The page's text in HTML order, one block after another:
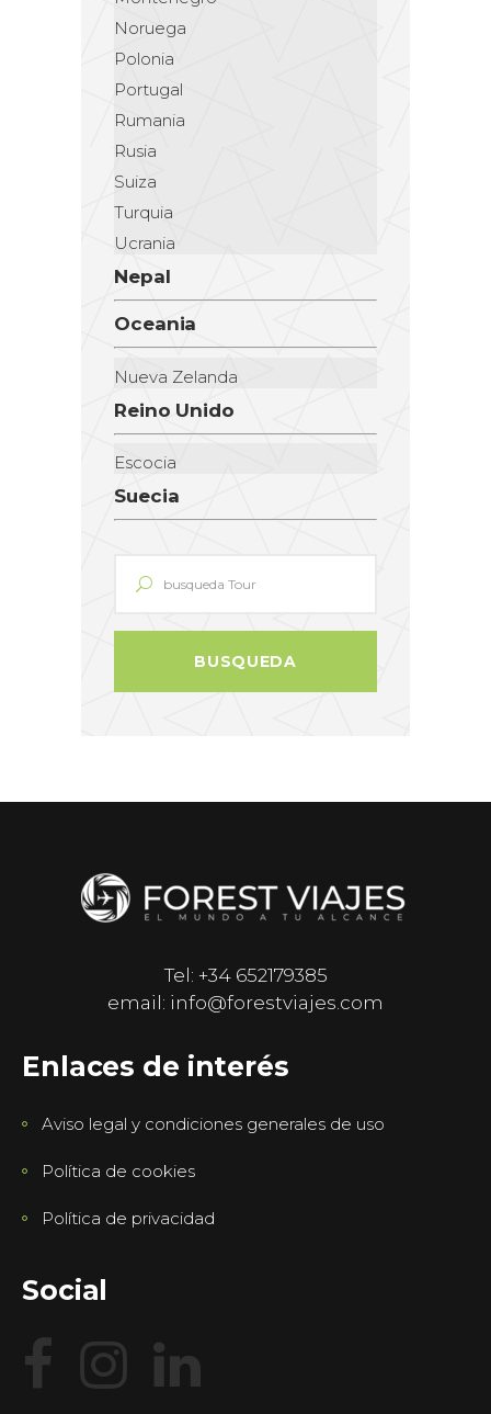
Noruega
Polonia
Portugal
Rumania
Rusia
Suiza
Turquia
Ucrania
Nepal
Oceania
Nueva Zelanda
Reino Unido
Escocia
Suecia
Tel: +34 652179385
email: info@forestviajes.com
Enlaces de interés
Aviso legal y condiciones generales de uso
Política de cookies
Política de privacidad
Social